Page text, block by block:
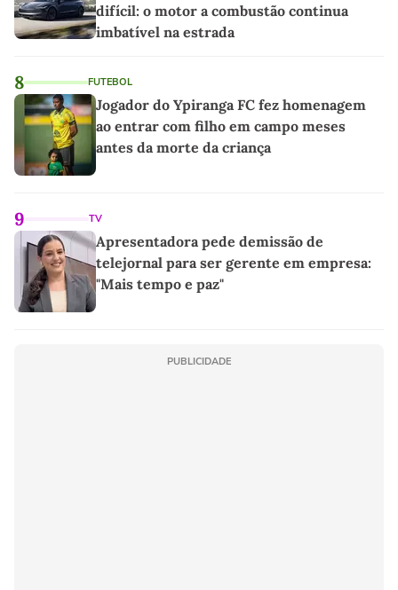
difícil: o motor a combustão continua
imbatível na estrada
8 FUTEBOL
Jogador do Ypiranga FC fez homenagem
ao entrar com filho em campo meses
antes da morte da criança
9 TV
Apresentadora pede demissão de
telejornal para ser gerente em empresa:
"Mais tempo e paz"
PUBLICIDADE